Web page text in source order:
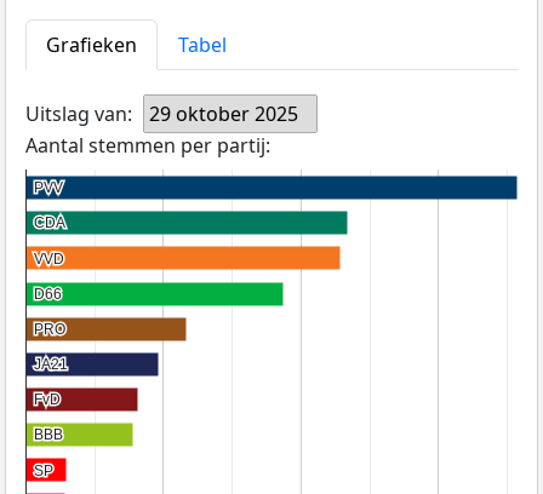
Grafieken Tabel
Uitslag van:
29 oktober 2025
Aantal stemmen per partij:
PVV
PVV
CDA
CDA
VVD
VVD
D66
D66
PRO
PRO
JA21
JA21
FvD
FvD
BBB
BBB
SP
SP